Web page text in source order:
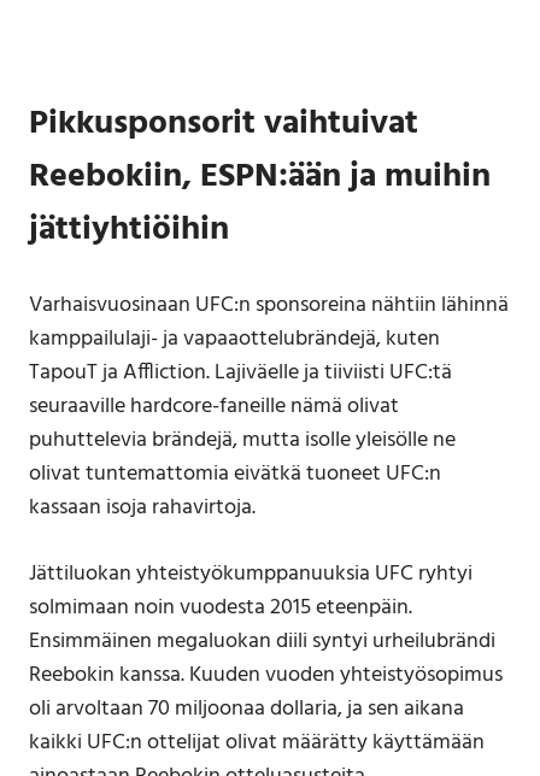
Pikkusponsorit vaihtuivat
Reebokiin, ESPN:ään ja muihin
jättiyhtiöihin
Varhaisvuosinaan UFC:n sponsoreina nähtiin lähinnä
kamppailulaji- ja vapaaottelubrändejä, kuten
TapouT ja Affliction. Lajiväelle ja tiiviisti UFC:tä
seuraaville hardcore-faneille nämä olivat
puhuttelevia brändejä, mutta isolle yleisölle ne
olivat tuntemattomia eivätkä tuoneet UFC:n
kassaan isoja rahavirtoja.
Jättiluokan yhteistyökumppanuuksia UFC ryhtyi
solmimaan noin vuodesta 2015 eteenpäin.
Ensimmäinen megaluokan diili syntyi urheilubrändi
Reebokin kanssa. Kuuden vuoden yhteistyösopimus
oli arvoltaan 70 miljoonaa dollaria, ja sen aikana
kaikki UFC:n ottelijat olivat määrätty käyttämään